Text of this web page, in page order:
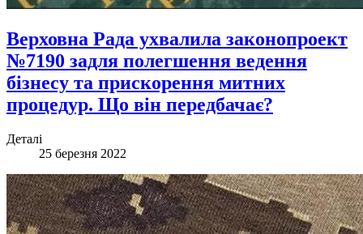
Верховна Рада ухвалила законопроект
№7190 задля полегшення ведення
бізнесу та прискорення митних
процедур. Що він передбачає?
Деталі
25 березня 2022